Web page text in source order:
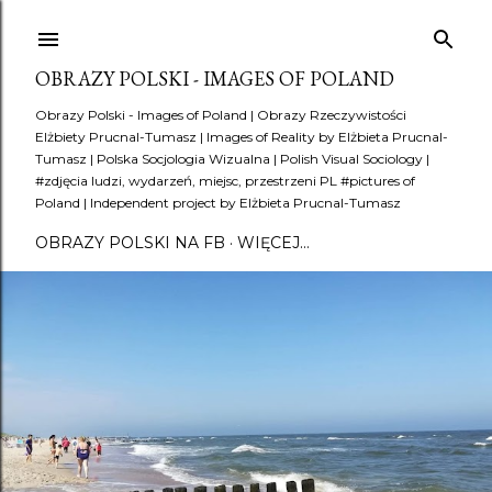
OBRAZY POLSKI - IMAGES OF POLAND
Obrazy Polski - Images of Poland | Obrazy Rzeczywistości
Elżbiety Prucnal-Tumasz | Images of Reality by Elżbieta Prucnal-
Tumasz | Polska Socjologia Wizualna | Polish Visual Sociology |
#zdjęcia ludzi, wydarzeń, miejsc, przestrzeni PL #pictures of
Poland | Independent project by Elżbieta Prucnal-Tumasz
OBRAZY POLSKI NA FB WIĘCEJ…